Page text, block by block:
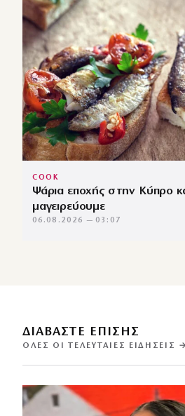
COOK
Ψάρια εποχής στην Κύπρο
μαγειρεύουμε
06.08.2026 — 03:07
ΔΙΑΒΑΣΤΕ ΕΠΙΣΗΣ
ΌΛΕΣ ΟΙ ΤΕΛΕΥΤΑΊΕΣ ΕΙΔΉΣΕΙΣ →